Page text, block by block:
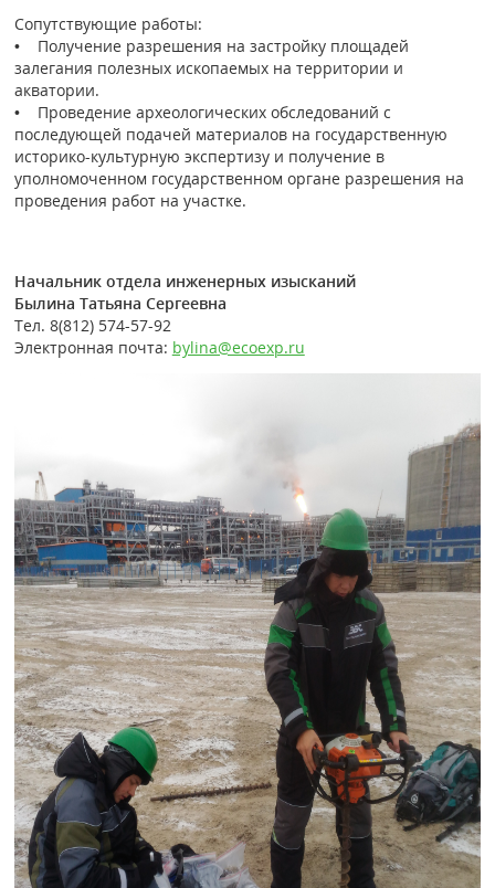
Сопутствующие работы:
• Получение разрешения на застройку площадей
залегания полезных ископаемых на территории и
акватории.
• Проведение археологических обследований с
последующей подачей материалов на государственную
историко-культурную экспертизу и получение в
уполномоченном государственном органе разрешения на
проведения работ на участке.
Начальник отдела инженерных изысканий
Былина Татьяна Сергеевна
Тел. 8(812) 574-57-92
Электронная почта: bylina@ecoexp.ru